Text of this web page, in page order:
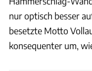
nur optisch besser
besetzte Motto
konsequenter um,